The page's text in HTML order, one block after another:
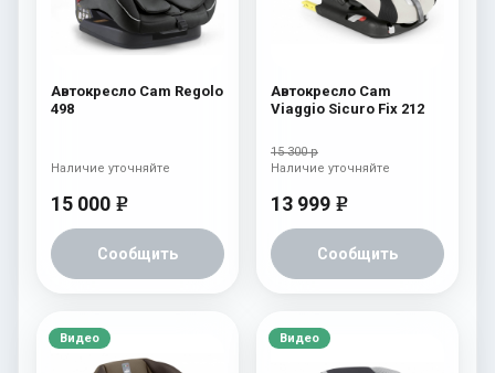
Автокресло Cam Regolo
498
15 000 e
Сообщить
Наличие уточняйте
Автокресло Cam
Viaggio Sicuro Fix 212
15 300 р
13 999 e
Сообщить
Наличие уточняйте
Видео Видео